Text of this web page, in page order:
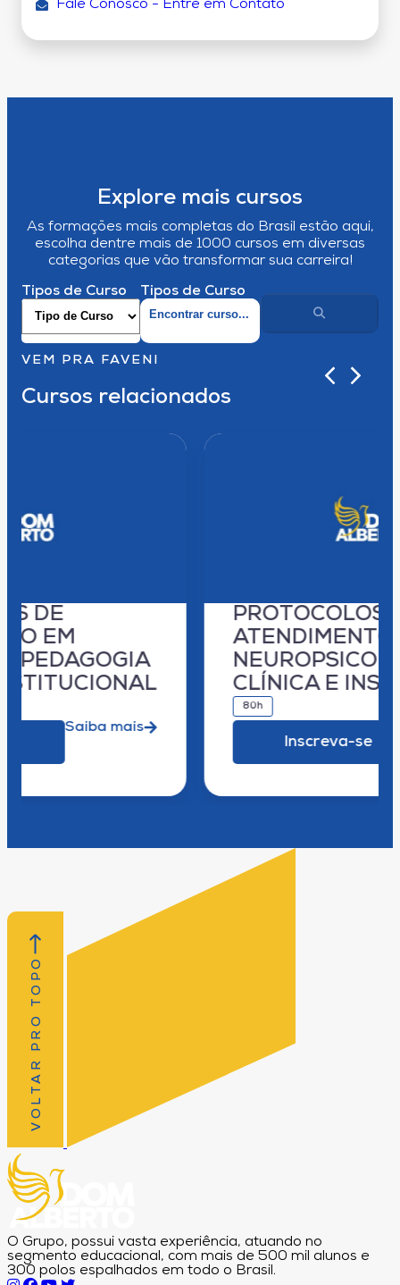
Fale Conosco - Entre em Contato
Explore mais cursos
As formações mais completas do Brasil estão aqui,
escolha dentre mais de 1000 cursos em diversas
categorias que vão transformar sua carreira!
Tipos de Curso Tipos de Curso
VEM PRA FAVENI
Cursos relacionados
PROTOCOLOS DE
ATENDIMENTO EM
NEUROPSICOPEDAGOGIA
CLÍNICA E INSTITUCIONAL
VOLTAR PRO TOPO
O Grupo, possui vasta experiência, atuando no
segmento educacional, com mais de 500 mil alunos e
300 polos espalhados em todo o Brasil.